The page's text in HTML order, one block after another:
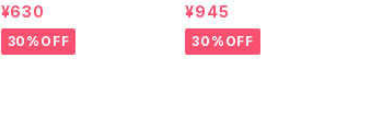
¥630
30%OFF
¥945
30%OFF